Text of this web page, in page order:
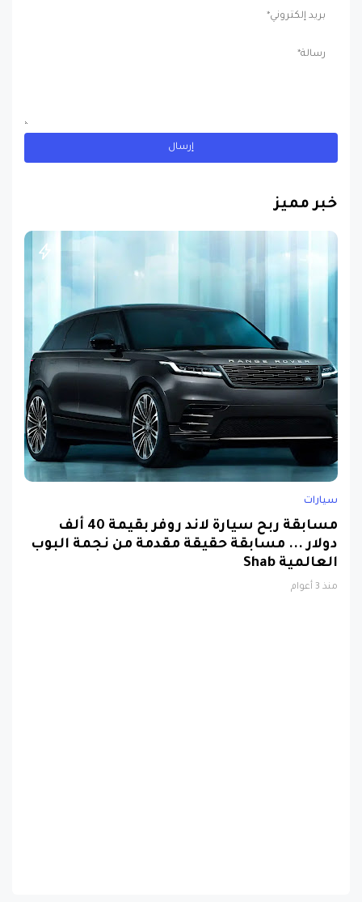
خبر مميز
سيارات
مسابقة ربح سيارة لاند روفر بقيمة 40 ألف
دولار ... مسابقة حقيقة مقدمة من نجمة البوب
العالمية Shab
منذ 3 أعوام